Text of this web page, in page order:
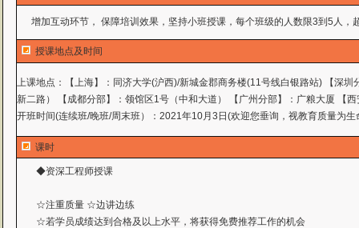
增加互动环节， 保障培训效果，坚持小班授课，每个班级的人数限3到5人，
授课地点及时间
上课地点：
【上海】：同济大学(沪西)/新城金郡商务楼(11号线白银路站) 【深
新二路） 【成都分部】：领馆区1号（中和大道） 【广州分部】：广粮大厦 【
开班时间(连续班/晚班/周末班）：2021年10月3日(欢迎您垂询，视教育质量为生
课时
◆资深工程师授课
☆注重质量 ☆边讲边练
☆若学员成绩达到合格及以上水平，将获得免费推荐工作的机会